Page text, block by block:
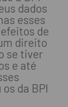
dados
esses
de
direito
se tiver
e até
da BPI